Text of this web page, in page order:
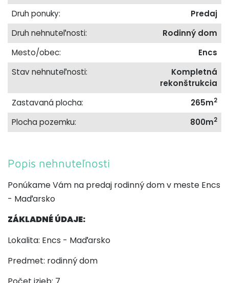
Druh ponuky:
Predaj
Druh nehnuteľnosti:
Rodinný dom
Mesto/obec:
Encs
Stav nehnuteľnosti:
Kompletná
rekonštrukcia
Zastavaná plocha:
265m2
Plocha pozemku: 800m2
Popis nehnuteľnosti
PonúkameVám na predaj rodinný dom v meste Encs
- Maďarsko
ZÁKLADNÉ ÚDAJE:
Lokalita: Encs - Maďarsko
Predmet: rodinný dom